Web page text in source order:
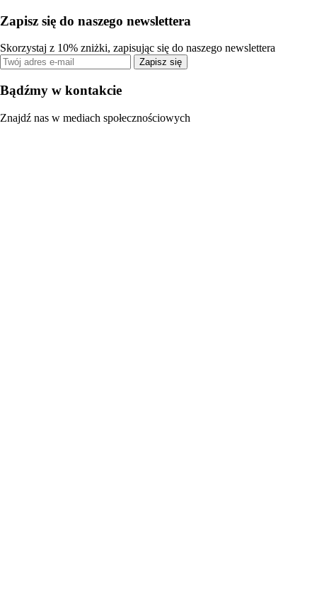
Zapisz się do naszego newslettera
Skorzystaj z 10% zniżki, zapisując się do naszego newslettera
Zapisz się
Bądźmy w kontakcie
Znajdź nas w mediach społecznościowych